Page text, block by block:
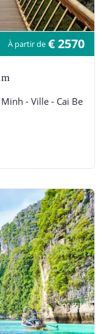
À partir de € 2570
- Ville - Cai Be